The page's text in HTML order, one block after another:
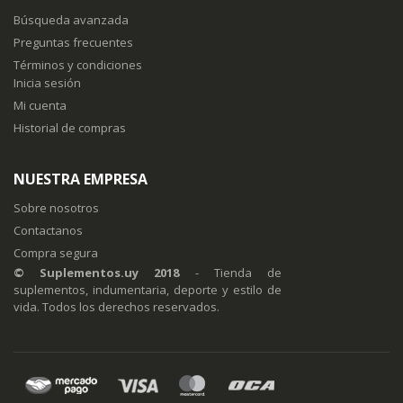
noticias:
Búsqueda avanzada
Preguntas frecuentes
Términos y condiciones
Inicia sesión
Mi cuenta
Historial de compras
NUESTRA EMPRESA
Sobre nosotros
Contactanos
Compra segura
© Suplementos.uy 2018- Tienda de
suplementos, indumentaria, deporte y estilo de
vida. Todos los derechos reservados.